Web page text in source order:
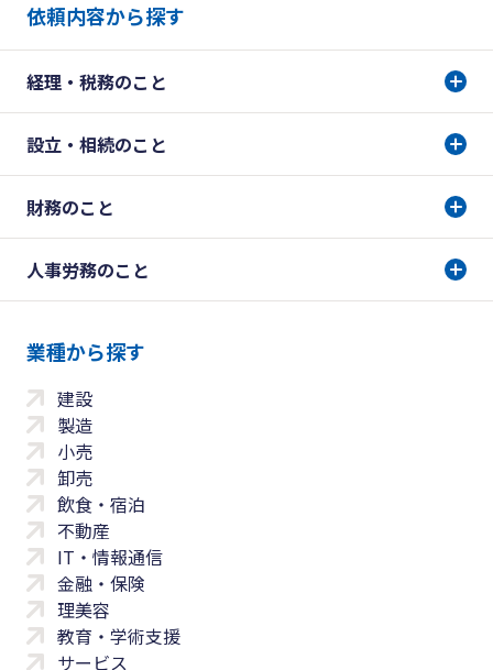
依頼内容から探す
経理・税務のこと
設立・相続のこと
財務のこと
人事労務のこと
業種から探す
建設
製造
小売
卸売
飲食・宿泊
不動産
IT・情報通信
金融・保険
理美容
教育・学術支援
サービス